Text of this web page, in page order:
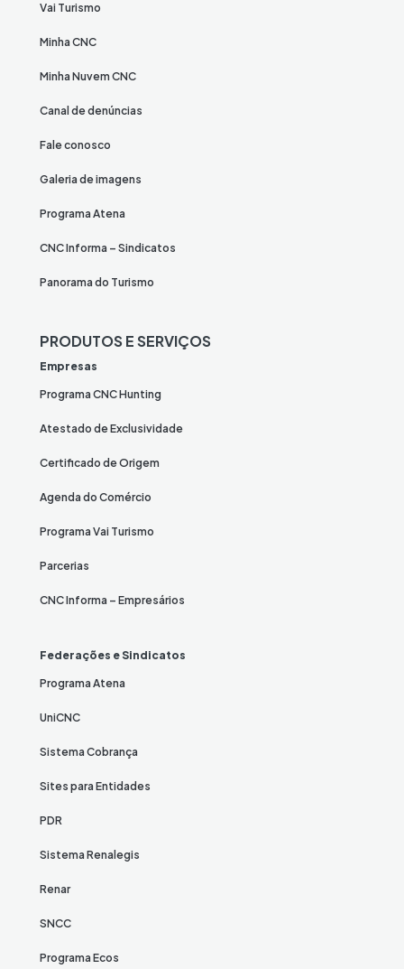
Vai Turismo
Minha CNC
Minha Nuvem CNC
Canal de denúncias
Fale conosco
Galeria de imagens
Programa Atena
CNC Informa – Sindicatos
Panorama do Turismo
PRODUTOS E SERVIÇOS
Empresas
Programa CNC Hunting
Atestado de Exclusividade
Certificado de Origem
Agenda do Comércio
Programa Vai Turismo
Parcerias
CNC Informa – Empresários
Federações e Sindicatos
Programa Atena
UniCNC
Sistema Cobrança
Sites para Entidades
PDR
Sistema Renalegis
Renar
SNCC
Programa Ecos